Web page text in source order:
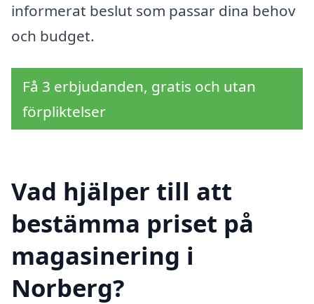
informerat beslut som passar dina behov
och budget.
Få 3 erbjudanden, gratis och utan
förpliktelser
Vad hjälper till att
bestämma priset på
magasinering i
Norberg?